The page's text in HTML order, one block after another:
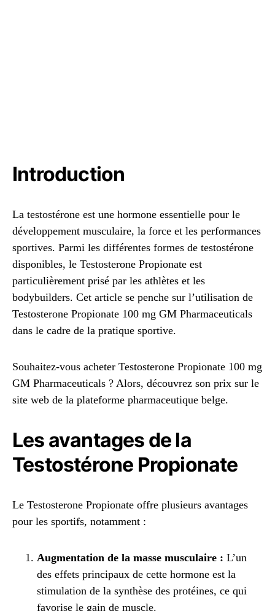
Introduction
La testostérone est une hormone essentielle pour le
développement musculaire, la force et les performances
sportives. Parmi les différentes formes de testostérone
disponibles, le Testosterone Propionate est
particulièrement prisé par les athlètes et les
bodybuilders. Cet article se penche sur l’utilisation de
Testosterone Propionate 100 mg GM Pharmaceuticals
dans le cadre de la pratique sportive.
Souhaitez-vous acheter Testosterone Propionate 100 mg
GM Pharmaceuticals ? Alors, découvrez son prix sur le
site web de la plateforme pharmaceutique belge.
Les avantages de la
Testostérone Propionate
Le Testosterone Propionate offre plusieurs avantages
pour les sportifs, notamment :
Augmentation de la masse musculaire : L’un
des effets principaux de cette hormone est la
stimulation de la synthèse des protéines, ce qui
favorise le gain de muscle.